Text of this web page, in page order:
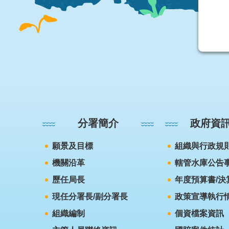
分署簡介
願景及目標
機關沿革
歷任局長
現任分署長/副分署長
組織編制
政府資
組織與行政規
轄管水庫公告
年度預算書/決
政策宣導執行
個資檔案資訊